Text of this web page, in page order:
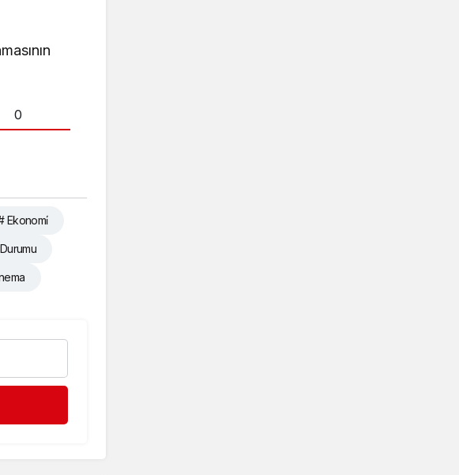
0
Ekonomi̇